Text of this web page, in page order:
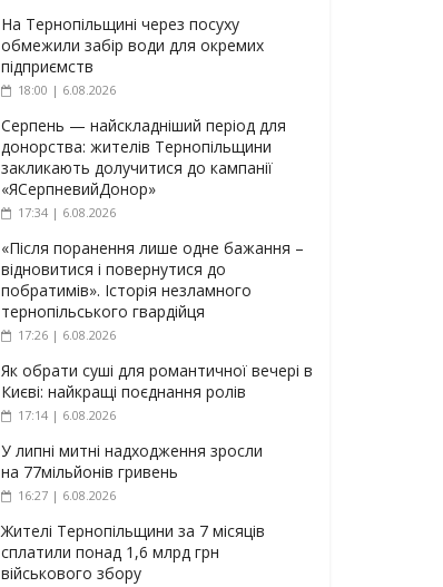
На Тернопільщині через посуху
обмежили забір води для окремих
підприємств
18:00 | 6.08.2026
Серпень — найскладніший період для
донорства: жителів Тернопільщини
закликають долучитися до кампанії
«ЯСерпневийДонор»
17:34 | 6.08.2026
«Після поранення лише одне бажання –
відновитися і повернутися до
побратимів». Історія незламного
тернопільського гвардійця
17:26 | 6.08.2026
Як обрати суші для романтичної вечері в
Києві: найкращі поєднання ролів
17:14 | 6.08.2026
У липні митні надходження зросли
на 77мільйонів гривень
16:27 | 6.08.2026
Жителі Тернопільщини за 7 місяців
сплатили понад 1,6 млрд грн
військового збору